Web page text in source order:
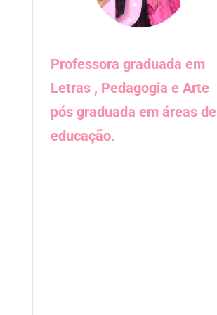
Professora graduada em
Letras , Pedagogia e Arte
pós graduada em áreas de
educação.